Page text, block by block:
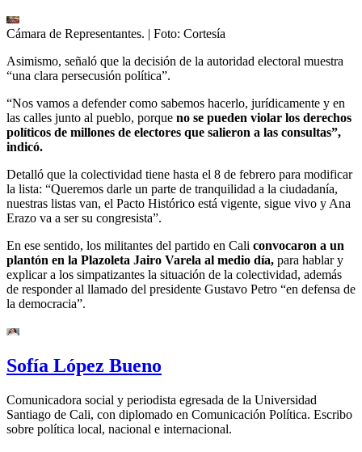
Cámara de Representantes. | Foto: Cortesía
Asimismo, señaló que la decisión de la autoridad electoral muestra
“una clara persecusión política”.
“Nos vamos a defender como sabemos hacerlo, jurídicamente y en
las calles junto al pueblo, porque no se pueden violar los derechos
políticos de millones de electores que salieron a las consultas”,
indicó.
Detalló que la colectividad tiene hasta el 8 de febrero para modificar
la lista: “Queremos darle un parte de tranquilidad a la ciudadanía,
nuestras listas van, el Pacto Histórico está vigente, sigue vivo y Ana
Erazo va a ser su congresista”.
En ese sentido, los militantes del partido en Cali convocaron a un
plantón en la Plazoleta Jairo Varela al medio día, para hablar y
explicar a los simpatizantes la situación de la colectividad, además
de responder al llamado del presidente Gustavo Petro “en defensa de
la democracia”.
Sofía López Bueno
Comunicadora social y periodista egresada de la Universidad
Santiago de Cali, con diplomado en Comunicación Política. Escribo
sobre política local, nacional e internacional.